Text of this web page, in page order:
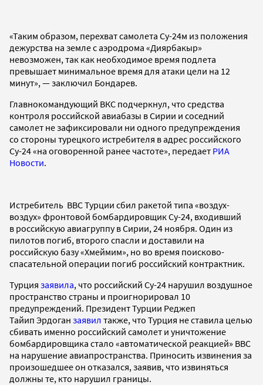
«Таким образом, перехват самолета Су-24м из положения
дежурства на земле с аэродрома «Диярбакыр»
невозможен, так как необходимое время подлета
превышает минимальное время для атаки цели на 12
минут», — заключил Бондарев.
Главнокомандующий ВКС подчеркнул, что средства
контроля российской авиабазы в Сирии и соседний
самолет не зафиксировали ни одного предупреждения
со стороны турецкого истребителя в адрес российского
Су-24 «на оговоренной ранее частоте», передает РИА
Новости.
Истребитель ВВС Турции сбил ракетой типа «воздух-
воздух» фронтовой бомбардировщик Су-24, входивший
в российскую авиагруппу в Сирии, 24 ноября. Один из
пилотов погиб, второго спасли и доставили на
российскую базу «Хмеймим», но во время поисково-
спасательной операции погиб российский контрактник.
Турция заявила, что российский Су-24 нарушил воздушное
пространство страны и проигнорировал 10
предупреждений. Президент Турции Реджеп
Тайип Эрдоган заявил также, что Турция не ставила целью
сбивать именно российский самолет и уничтожение
бомбардировщика стало «автоматической реакцией» ВВС
на нарушение авиапространства. Приносить извинения за
произошедшее он отказался, заявив, что извиняться
должны те, кто нарушил границы.